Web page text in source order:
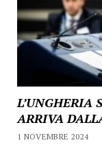
L’UNGHERIA
ARRIVA
1 NOVEMBRE 2024